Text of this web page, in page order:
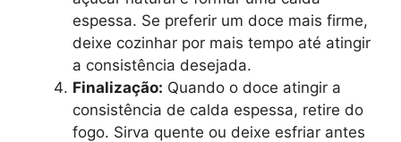
espessa. Se preferir um doce mais firme,
deixe cozinhar por mais tempo até atingir
a consistência desejada.
Finalização: Quando o doce atingir a
consistência de calda espessa, retire do
fogo. Sirva quente ou deixe esfriar antes